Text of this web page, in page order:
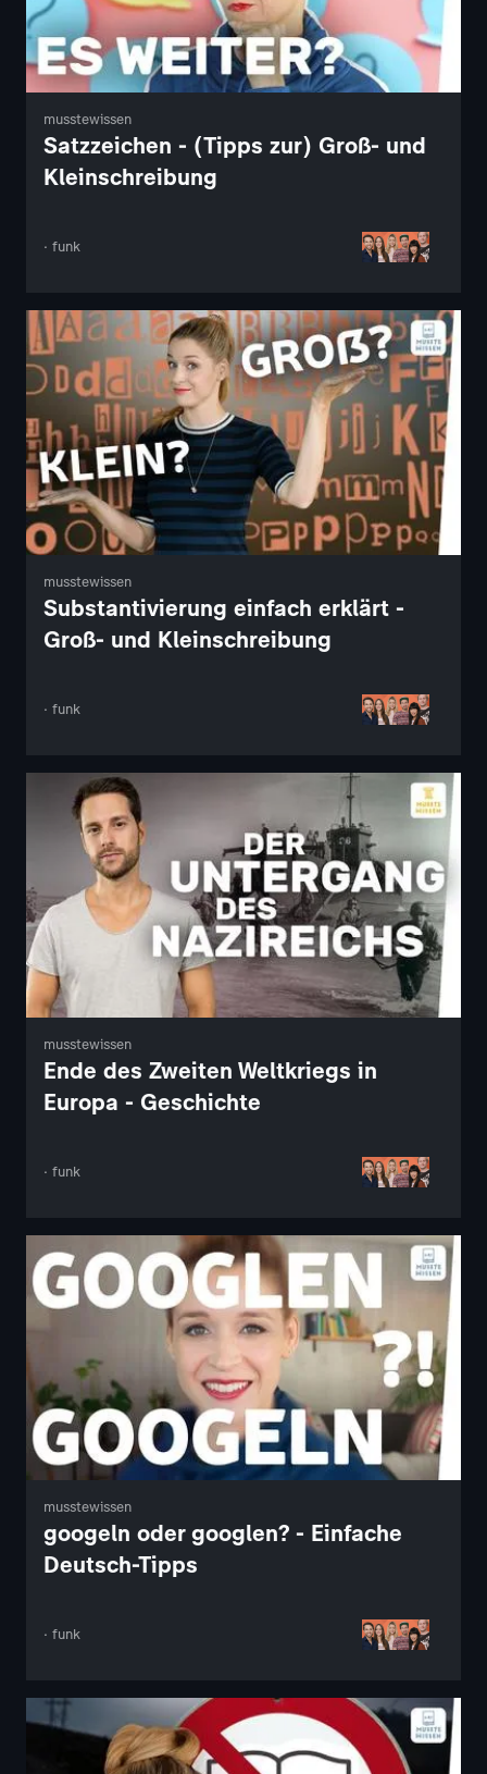
musstewissen
Satzzeichen - (Tipps zur) Groß- und
Kleinschreibung
· funk
musstewissen
Substantivierung einfach erklärt -
Groß- und Kleinschreibung
· funk
musstewissen
Ende des Zweiten Weltkriegs in
Europa - Geschichte
· funk
musstewissen
googeln oder googlen? - Einfache
Deutsch-Tipps
· funk